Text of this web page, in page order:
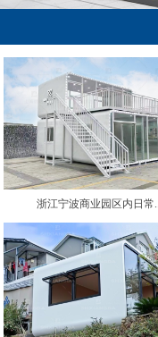
浙江宁波商业园区内日常...